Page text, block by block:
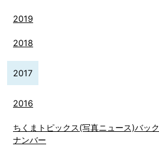
2019
2018
2017
2016
ちくまトピックス(写真ニュース)バック
ナンバー